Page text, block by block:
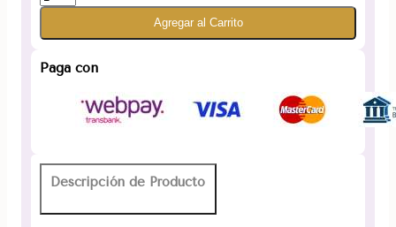
de
Rojo
cantidad
Agregar al Carrito
Paga con
Descripción de Producto